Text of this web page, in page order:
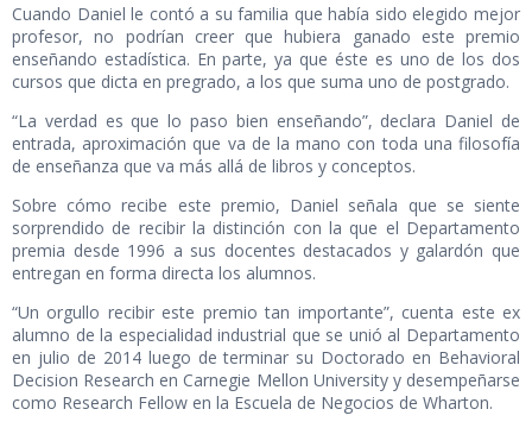
Cuando Daniel le contó a su familia que había sido elegido mejor
profesor, no podrían creer que hubiera ganado este premio
enseñando estadística. En parte, ya que éste es uno de los dos
cursos que dicta en pregrado, a los que suma uno de postgrado.
“La verdad es que lo paso bien enseñando”, declara Daniel de
entrada, aproximación que va de la mano con toda una filosofía
de enseñanza que va más allá de libros y conceptos.
Sobre cómo recibe este premio, Daniel señala que se siente
sorprendido de recibir la distinción con la que el Departamento
premia desde 1996 a sus docentes destacados y galardón que
entregan en forma directa los alumnos.
“Un orgullo recibir este premio tan importante”, cuenta este ex
alumno de la especialidad industrial que se unió al Departamento
en julio de 2014 luego de terminar su Doctorado en Behavioral
Decision Research en Carnegie Mellon University y desempeñarse
como Research Fellow en la Escuela de Negocios de Wharton.